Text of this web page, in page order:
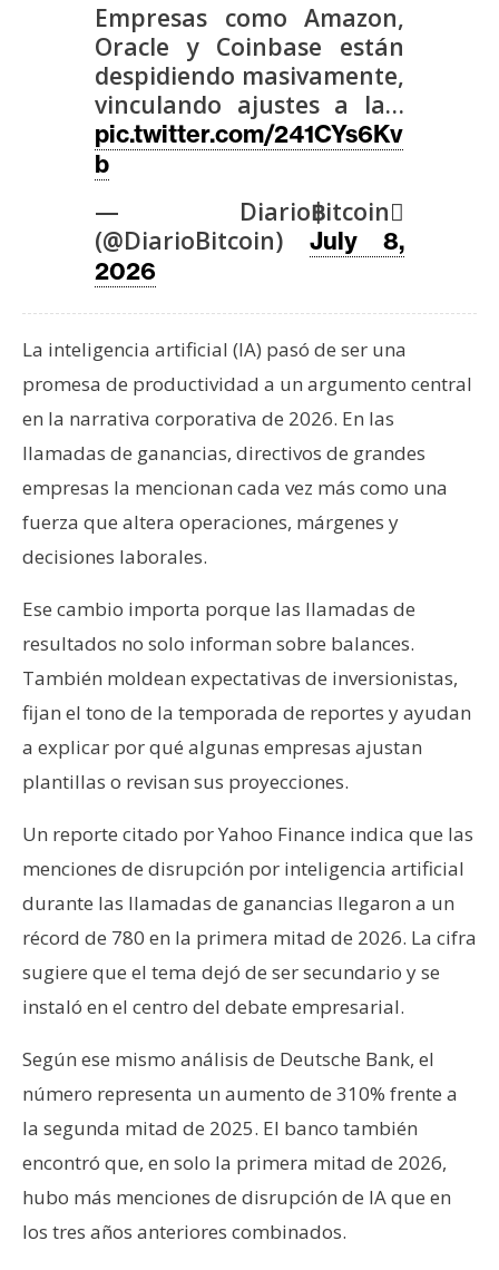
a
s
R
e
c
r
s
s
o
n
a
c
t
o
P
u
l
i
c
a
d
Empresas como Amazon,
Oracle y Coinbase están
despidiendo masivamente,
vinculando ajustes a la…
pic.twitter.com/241CYs6Kv
b
— Diario฿itcoin
(@DiarioBitcoin) July 8,
2026
La inteligencia artificial (IA) pasó de ser una
promesa de productividad a un argumento central
en la narrativa corporativa de 2026. En las
llamadas de ganancias, directivos de grandes
empresas la mencionan cada vez más como una
fuerza que altera operaciones, márgenes y
decisiones laborales.
Ese cambio importa porque las llamadas de
resultados no solo informan sobre balances.
También moldean expectativas de inversionistas,
fijan el tono de la temporada de reportes y ayudan
a explicar por qué algunas empresas ajustan
plantillas o revisan sus proyecciones.
Un reporte citado por Yahoo Finance indica que las
menciones de disrupción por inteligencia artificial
durante las llamadas de ganancias llegaron a un
récord de 780 en la primera mitad de 2026. La cifra
sugiere que el tema dejó de ser secundario y se
instaló en el centro del debate empresarial.
Según ese mismo análisis de Deutsche Bank, el
número representa un aumento de 310% frente a
la segunda mitad de 2025. El banco también
encontró que, en solo la primera mitad de 2026,
hubo más menciones de disrupción de IA que en
los tres años anteriores combinados.